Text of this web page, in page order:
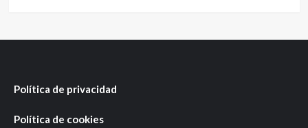
Política de privacidad
Política de cookies